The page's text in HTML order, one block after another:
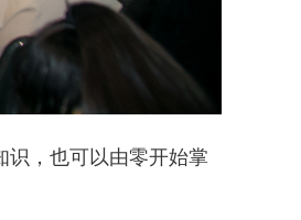
识，也可以由零开始掌